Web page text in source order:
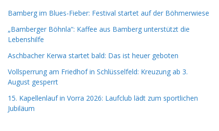
Bamberg im Blues-Fieber: Festival startet auf der Böhmerwiese
„Bamberger Böhnla“: Kaffee aus Bamberg unterstützt die
Lebenshilfe
Aschbacher Kerwa startet bald: Das ist heuer geboten
Vollsperrung am Friedhof in Schlüsselfeld: Kreuzung ab 3.
August gesperrt
15. Kapellenlauf in Vorra 2026: Laufclub lädt zum sportlichen
Jubiläum